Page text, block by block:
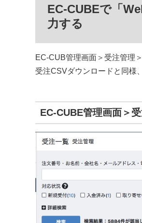
EC-CUBEで「
力する
EC-CUB管理画面＞受注管理
受注CSVダウンロードと同様
EC-CUBE管理画面＞